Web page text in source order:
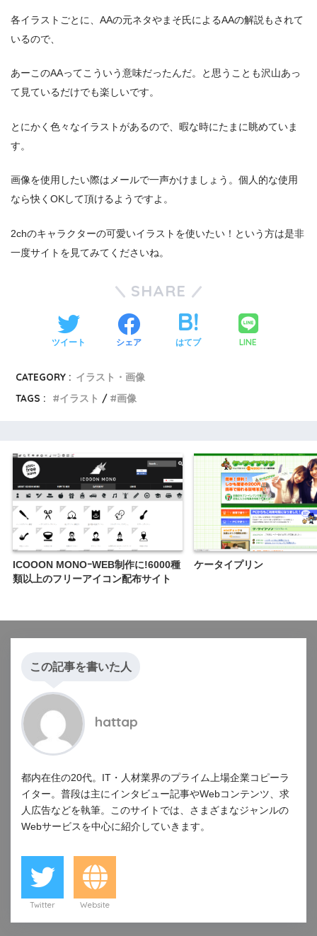
各イラストごとに、AAの元ネタやまそ氏によるAAの解説もされて
いるので、
あーこのAAってこういう意味だったんだ。と思うことも沢山あっ
て見ているだけでも楽しいです。
とにかく色々なイラストがあるので、暇な時にたまに眺めていま
す。
画像を使用したい際はメールで一声かけましょう。個人的な使用
なら快くOKして頂けるようですよ。
2chのキャラクターの可愛いイラストを使いたい！という方は是非
一度サイトを見てみてくださいね。
SHARE
ツイート シェア はてブ LINE
CATEGORY : イラスト・画像
TAGS :
イラスト 画像
ICOOON MONOｰWEB制作に!6000種
類以上のフリーアイコン配布サイト
ケータイプリン
この記事を書いた人
hattap
都内在住の20代。IT・人材業界のプライム上場企業コピーラ
イター。普段は主にインタビュー記事やWebコンテンツ、求
人広告などを執筆。このサイトでは、さまざまなジャンルの
Webサービスを中心に紹介していきます。
Twitter Website